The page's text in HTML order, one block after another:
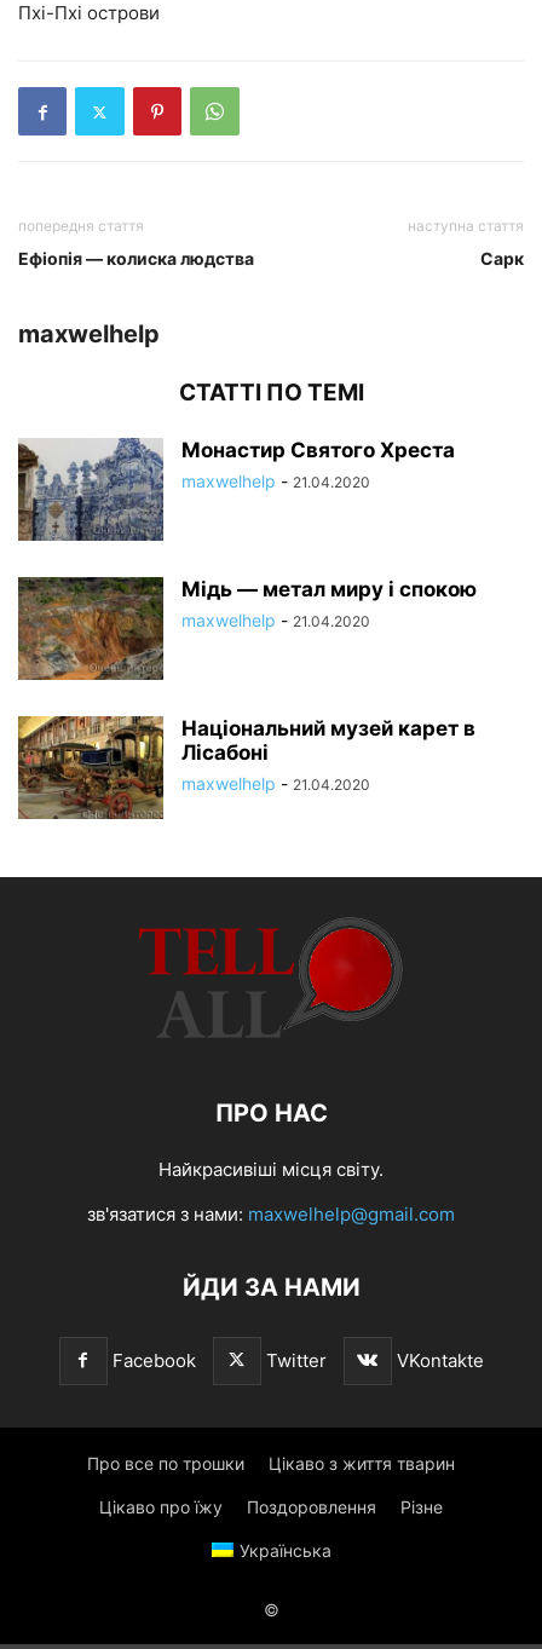
Пхі-Пхі острови
попередня стаття
Ефіопія — колиска людства
наступна стаття
Сарк
maxwelhelp
СТАТТІ ПО ТЕМІ
Монастир Святого Хреста
maxwelhelp - 21.04.2020
Мідь — метал миру і спокою
maxwelhelp - 21.04.2020
Національний музей карет в
Лісабоні
maxwelhelp - 21.04.2020
ПРО НАС
Найкрасивіші місця світу.
зв'язатися з нами: maxwelhelp@gmail.com
ЙДИ ЗА НАМИ
Facebook Twitter VKontakte
Про все по трошки Цікаво з життя тварин
Цікаво про їжу Поздоровлення Різне
Українська
©